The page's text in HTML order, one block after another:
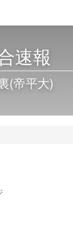
速報
(帝平大)